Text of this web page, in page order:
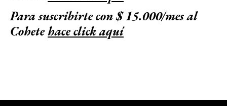
Para suscribirte con $ 15.000/mes al
Cohetehace click aquí